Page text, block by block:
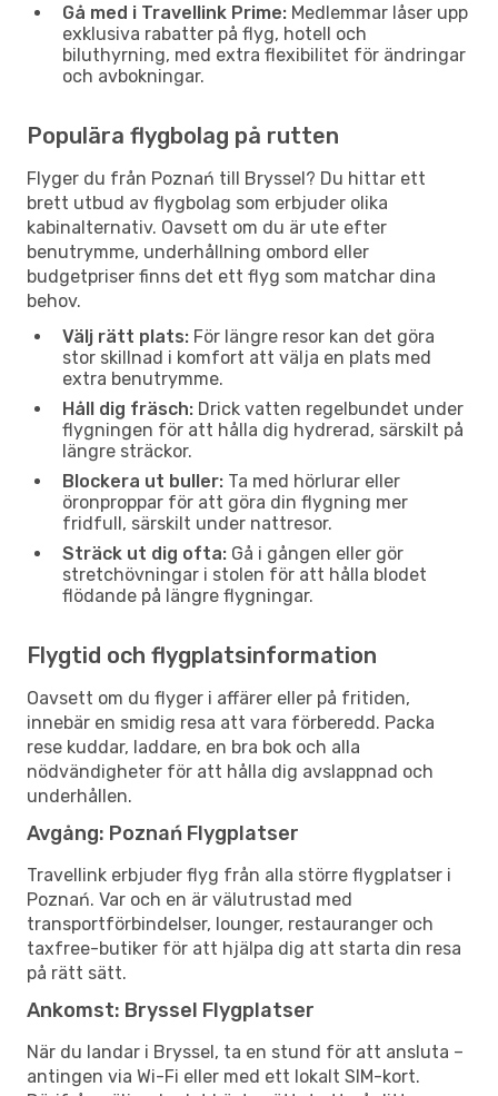
Gå med i Travellink Prime: Medlemmar låser upp
exklusiva rabatter på flyg, hotell och
biluthyrning, med extra flexibilitet för ändringar
och avbokningar.
Populära flygbolag på rutten
Flyger du från Poznań till Bryssel? Du hittar ett
brett utbud av flygbolag som erbjuder olika
kabinalternativ. Oavsett om du är ute efter
benutrymme, underhållning ombord eller
budgetpriser finns det ett flyg som matchar dina
behov.
Välj rätt plats: För längre resor kan det göra
stor skillnad i komfort att välja en plats med
extra benutrymme.
Håll dig fräsch: Drick vatten regelbundet under
flygningen för att hålla dig hydrerad, särskilt på
längre sträckor.
Blockera ut buller: Ta med hörlurar eller
öronproppar för att göra din flygning mer
fridfull, särskilt under nattresor.
Sträck ut dig ofta: Gå i gången eller gör
stretchövningar i stolen för att hålla blodet
flödande på längre flygningar.
Flygtid och flygplatsinformation
Oavsett om du flyger i affärer eller på fritiden,
innebär en smidig resa att vara förberedd. Packa
rese kuddar, laddare, en bra bok och alla
nödvändigheter för att hålla dig avslappnad och
underhållen.
Avgång: Poznań Flygplatser
Travellink erbjuder flyg från alla större flygplatser i
Poznań. Var och en är välutrustad med
transportförbindelser, lounger, restauranger och
taxfree-butiker för att hjälpa dig att starta din resa
på rätt sätt.
Ankomst: Bryssel Flygplatser
När du landar i Bryssel, ta en stund för att ansluta –
antingen via Wi-Fi eller med ett lokalt SIM-kort.